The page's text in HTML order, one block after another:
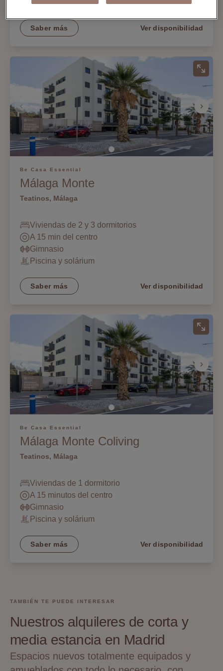
Piscina y solárium
Saber más Ver disponibilidad
Be Casa Essential
Málaga Monte
Teatinos, Málaga
Viviendas de 2 y 3 dormitorios
A 15 min del centro
Gimnasio
Piscina y solárium
Saber más Ver disponibilidad
Be Casa Essential
Málaga Monte Coliving
Teatinos, Málaga
Viviendas de 1 dormitorio
A 15 minutos del centro
Gimnasio
Piscina y solárium
Saber más Ver disponibilidad
TAMBIÉN TE PUEDE INTERESAR
Nuestros alquileres de corta y
media estancia en Madrid
Espacios nuevos totalmente equipados y